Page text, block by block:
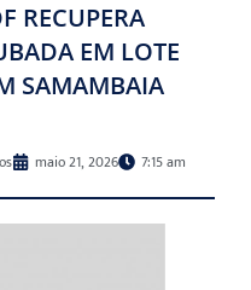
RECUPERA
EM LOTE
SAMAMBAIA
maio 21, 2026 7:15 am